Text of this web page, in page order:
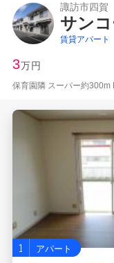
諏訪市四賀
サン
賃貸アパート
3万円
保育園隣 スーパー約300m
1 アパート